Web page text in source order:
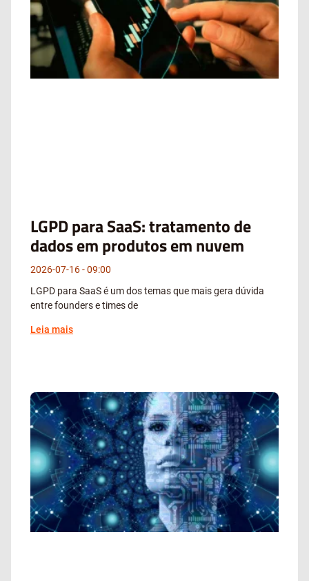
LGPD para SaaS: tratamento de
dados em produtos em nuvem
2026-07-16
09:00
LGPD para SaaS é um dos temas que mais gera dúvida
entre founders e times de
Leia mais